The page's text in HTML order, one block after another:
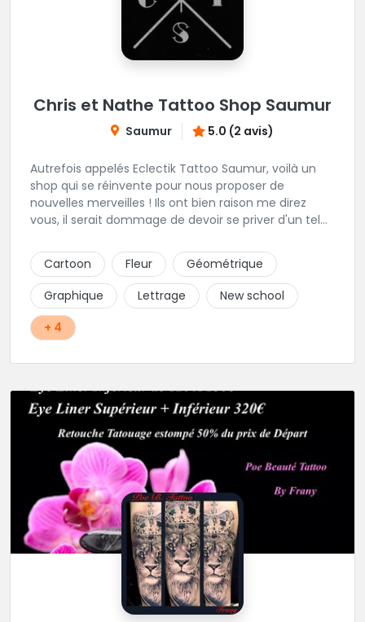
Chris et Nathe Tattoo Shop Saumur
Saumur 5.0 (2 avis)
Autrefois appelés Eclectik Tattoo Saumur, voilà un
shop qui se réinvente pour nous proposer de
nouvelles merveilles ! Ils ont bien raison me direz
vous, il serait dommage de devoir se priver d'un tel
au projet perso, ils savent presque tout faire et vous
offrons un accompagnement propice à sublimer vos
idées. En plein centre de la ville, cadre et ambiance
génial, hygiène impeccable, leurs faire une critique
m'est bien difficile!
Cartoon Fleur
Géométrique
Graphique
Lettrage
New school
+ 4